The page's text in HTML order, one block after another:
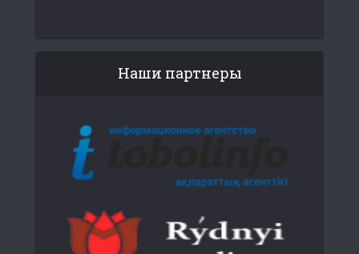
Наши партнеры